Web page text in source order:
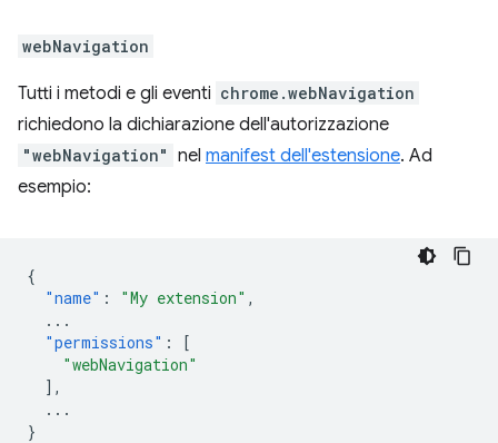
webNavigation
Tutti i metodi e gli eventi chrome.webNavigation
richiedono la dichiarazione dell'autorizzazione
"webNavigation" nel manifest dell'estensione. Ad
esempio:
{
"name" : "My extension" ,
...
"permissions" :
[
"webNavigation"
],
...
}